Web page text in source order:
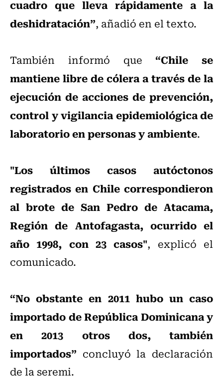
cuadro que lleva rápidamente a la
deshidratación”, añadió en el texto.
También informó que“Chile se
mantiene libre de cólera a través de la
ejecución de acciones de prevención,
control y vigilancia epidemiológica de
laboratorio en personas y ambiente.
"Los últimos casos autóctonos
registrados en Chile correspondieron
al brote de San Pedro de Atacama,
Región de Antofagasta, ocurrido el
año 1998, con 23 casos", explicó el
comunicado.
“No obstante en 2011 hubo un caso
importado de República Dominicana y
en 2013 otros dos, también
importados” concluyó la declaración
de la seremi.